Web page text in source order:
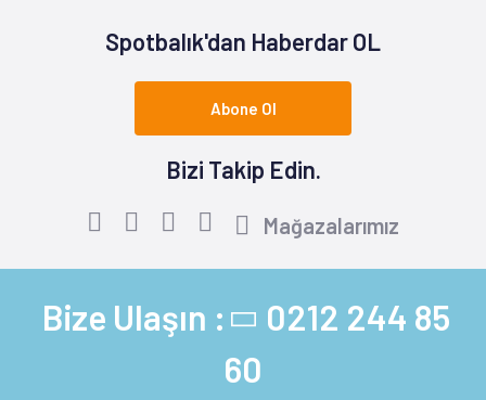
Spotbalık'dan Haberdar OL
Abone Ol
Bizi Takip Edin.
Mağazalarımız
Bize Ulaşın : 0212 244 85
60